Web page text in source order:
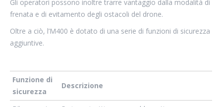
Gli operatori possono inoltre trarre vantaggio dalla modalità di
frenata e di evitamento degli ostacoli del drone.
Oltre a ciò, l’M400 è dotato di una serie di funzioni di sicurezza
aggiuntive.
Funzione di
sicurezza
Descrizione